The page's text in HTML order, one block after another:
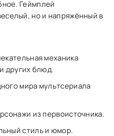
Геймплей
но и напряжённый в
механика
других блюд.
мира мультсериала
из первоисточника.
стиль и юмор.